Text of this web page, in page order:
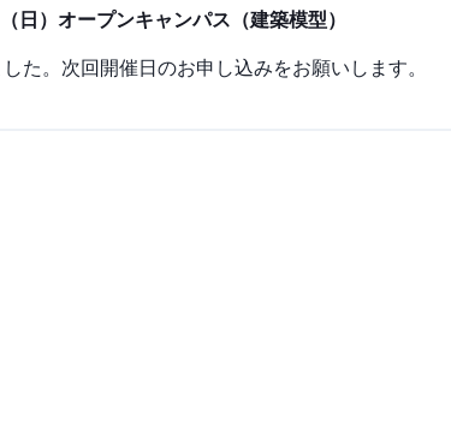
日）オープンキャンパス（建築模型）
た。次回開催日のお申し込みをお願いします。